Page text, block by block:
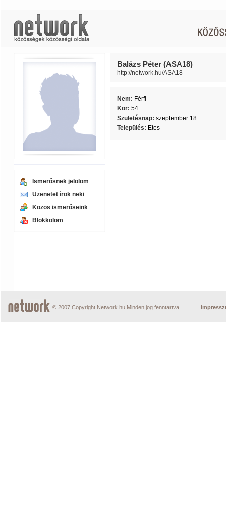
Ismerősnek jelölöm
Üzenetet írok neki
Közös ismerőseink
Blokkolom
Balázs Péter (ASA18)
http://network.hu/ASA18
Nem: Férfi
Kor: 54
Születésnap: szeptember 18.
Település: Etes
© 2007 Copyright Network.hu Minden jog fenntartva.